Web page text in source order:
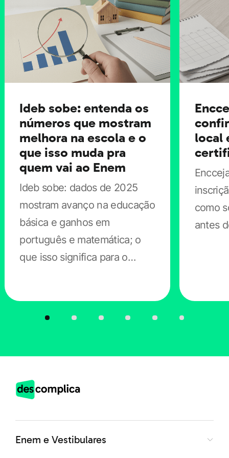
portuguesa. Já o Componente Específico tem 50
questões de múltipla escolha, voltadas a situações-
problema e estudos de caso da área de formação do
participante. Ao todo, serão avaliadas 21 áreas de
licenciatura.
Na primeira edição da PND, realizada no ano passado,
houve 1.086.914 inscrições. A prova integra o programa
Mais Professores para o Brasil, que reúne ações de
reconhecimento e qualificação do magistério e
incentivo à docência.
## Por que isso importa
Se você é estudante de licenciatura ou pretende seguir
exigências do edital. Também é importante conferir se
sua instituição já fez a inscrição no Enade 2026,
separe os documentos com antecedência e confira o
cartão de confirmação quando ele estiver disponível.
Ideb sobe: entenda os
números que mostram
melhora na escola e o
que isso muda pra
quem vai ao Enem
Ideb sobe: dados de 2025
mostram avanço na educação
básica e ganhos em
português e matemática; o
que isso significa para o
local
como
antes
Enem e Vestibulares